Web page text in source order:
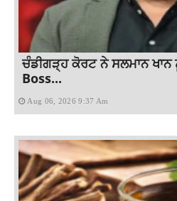
ਚੰਡੀਗੜ੍ਹ ਕੋਰਟ ਨੇ ਸਲਮਾਨ ਖਾਨ
Boss...
Aug 06, 2026 9:37 Am